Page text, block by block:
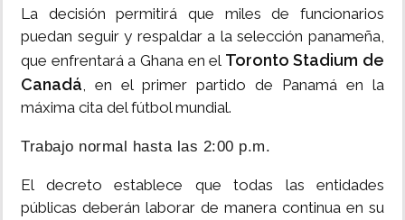
La decisión permitirá que miles de funcionarios
puedan seguir y respaldar a la selección panameña,
que enfrentará a Ghana en el Toronto Stadium de
Canadá, en el primer partido de Panamá en la
máxima cita del fútbol mundial.
Trabajo normal hasta las 2:00 p.m.
El decreto establece que todas las entidades
públicas deberán laborar de manera continua en su